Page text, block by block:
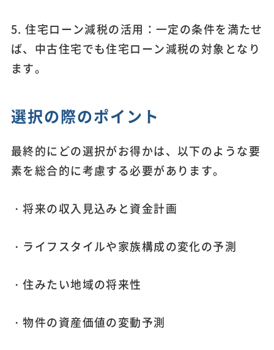
5. 住宅ローン減税の活用：一定の条件を満たせ
ば、中古住宅でも住宅ローン減税の対象となり
ます。
選択の際のポイント
最終的にどの選択がお得かは、以下のような要
素を総合的に考慮する必要があります。
・将来の収入見込みと資金計画
・ライフスタイルや家族構成の変化の予測
・住みたい地域の将来性
・物件の資産価値の変動予測